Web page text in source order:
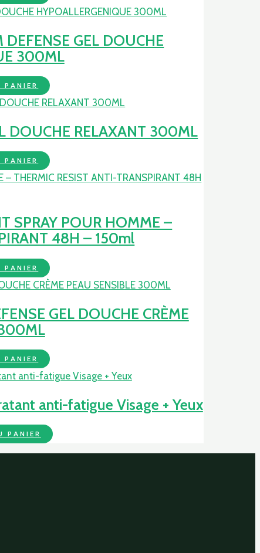
DEFENSE GEL DOUCHE
300ML
PANIER
DOUCHE RELAXANT 300ML
PANIER
SPRAY POUR HOMME –
48H – 150ml
PANIER
GEL DOUCHE CRÈME
PANIER
anti-fatigue Visage + Yeux
PANIER